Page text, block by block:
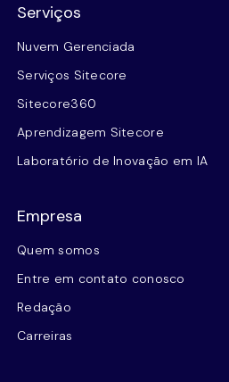
Serviços
Nuvem Gerenciada
Serviços Sitecore
Sitecore360
Aprendizagem Sitecore
Laboratório de Inovação em IA
Empresa
Quem somos
Entre em contato conosco
Redação
Carreiras